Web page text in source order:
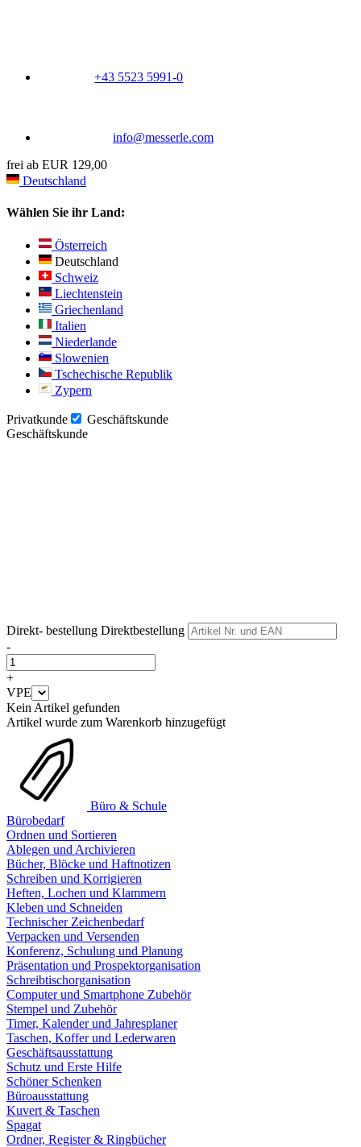
+43 5523 5991-0
info@messerle.com
frei ab EUR 129,00
Deutschland
Wählen Sie ihr Land:
Österreich
Deutschland
Schweiz
Liechtenstein
Griechenland
Italien
Niederlande
Slowenien
Tschechische Republik
Zypern
Privatkunde
Geschäftskunde
Geschäftskunde
Direkt- bestellung Direktbestellung
-
+
VPE
Kein Artikel gefunden
Artikel wurde zum Warenkorb hinzugefügt
Büro & Schule
Bürobedarf
Ordnen und Sortieren
Ablegen und Archivieren
Bücher, Blöcke und Haftnotizen
Schreiben und Korrigieren
Heften, Lochen und Klammern
Kleben und Schneiden
Technischer Zeichenbedarf
Verpacken und Versenden
Konferenz, Schulung und Planung
Präsentation und Prospektorganisation
Schreibtischorganisation
Computer und Smartphone Zubehör
Stempel und Zubehör
Timer, Kalender und Jahresplaner
Taschen, Koffer und Lederwaren
Geschäftsausstattung
Schutz und Erste Hilfe
Schöner Schenken
Büroausstattung
Kuvert & Taschen
Spagat
Ordner, Register & Ringbücher